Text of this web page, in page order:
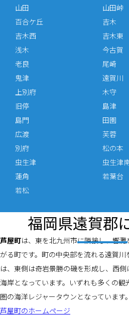
山田
山田峠
百合ケ丘
吉木
吉木西
吉木東
浅木
今古賀
老良
尾崎
鬼津
遠賀川
上別府
木守
旧停
島津
島門
田園
広渡
芙蓉
別府
松の本
虫生津
虫生津
蓮角
若葉台
若松
福岡県遠賀郡
芦屋町は、東を北九州市に隣接し、響
がる町です。町の中央部を流れる遠賀
は、東側は奇岩景勝の磯を形成し、西
海岸となっています。いずれも多くの観
圏の海洋レジャータウンとなっています。
芦屋町のホームページ